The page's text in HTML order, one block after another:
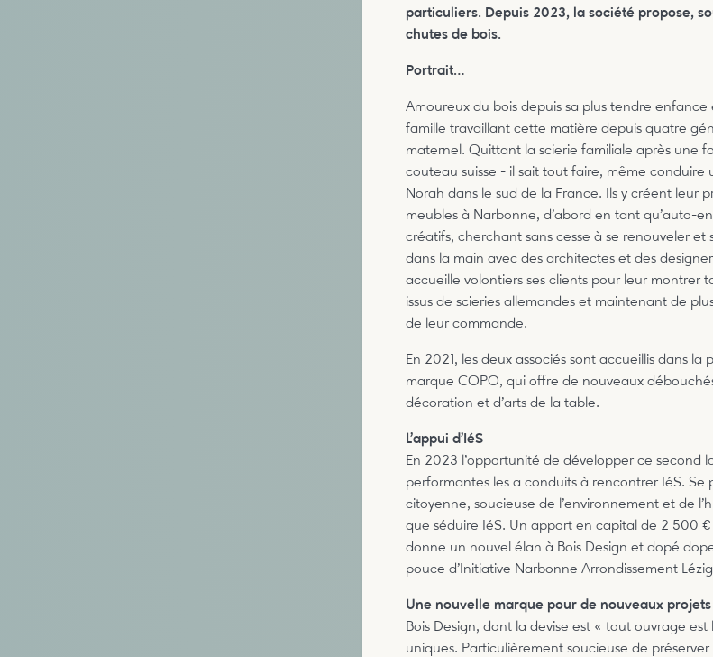
particuliers. Depuis 2023, la société propose,
chutes de bois.
Portrait…
Amoureux du bois depuis sa plus tendre
famille travaillant cette matière depuis quatre
maternel. Quittant la scierie familiale après une
couteau suisse - il sait tout faire, même conduire
Norah dans le sud de la France. Ils y créent
meubles à Narbonne, d’abord en tant qu’auto-
créatifs, cherchant sans cesse à se renouveler et
dans la main avec des architectes et des
accueille volontiers ses clients pour leur montrer
issus de scieries allemandes et maintenant de
de leur commande.
En 2021, les deux associés sont accueillis dans
marque COPO, qui offre de nouveaux
décoration et d’arts de la table.
L’appui d’IéS
En 2023 l’opportunité de développer ce second
performantes les a conduits à rencontrer IéS.
citoyenne, soucieuse de l’environnement et de
que séduire IéS. Un apport en capital de 2 500
donne un nouvel élan à Bois Design et dopé
pouce d’Initiative Narbonne Arrondissement
Une nouvelle marque pour de nouveaux projets
Bois Design, dont la devise est « tout ouvrage
uniques. Particulièrement soucieuse de